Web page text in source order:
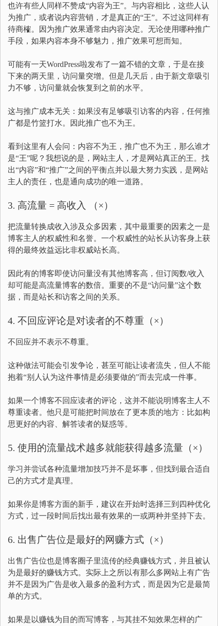
也许有些人同样不赞成“内容为王”。与内容相比，这些人认
为推广，或者说内容营销，才是真正的“王”。不过这同样有
待商榷。因为推广效果通常由内容决定。无论使用哪种推广
手段，如果内容本身不够魅力，推广效果可想而知。
可能有一天WordPress啦发布了一篇不错的文章，于是在接
下来的两天里，访问量突增。但是几天后，由于新文章吸引
力不够，访问量就会恢复到之前的水平。
这与推广成本无关：如果没有足够吸引访客的内容，任何推
广都是竹篮打水。因此推广也不为王。
看到这里有人会问：内容不为王，推广也不为王，那么谁才
是“王”呢？我想说的是，网站主人，才是网站真正的王。找
出“内容”和“推广”之间的平衡点并以最大努力实践，是网站
主人的责任，也是通向成功的唯一道路。
3. 高流量 = 高收入 （×）
把流量转换成收入涉及众多因素，其中最重要的因素之一是
博客主人的权威性和名誉。一个权威性的站长从访客身上获
得的最终效益远比非权威站长高。
因此有的博客即使访问量没有其他博客高，但订阅数/收入
却可能是高流量博客的数倍。重要的不是“访问量”这个数
据，而是站长和访客之间的关系。
4. 不回应评论是对读者的不尊重（×）
不回应并不表示不尊重。
这种做法可能会引发争论，甚至可能让读者流失，但人不能
抱着“别人认为这件事情是必须要做的”而去完成一件事。
如果一个博客不回应读者的评论，这并不能说明博客主人不
尊重读者。他只是可能把时间放在了更本质的地方：比如构
思更好的内容、解答读者的疑惑等。
5. 使用的流量战术越多就能获得越多流量（×）
学习并尝试各种流量增加技巧并不是坏事，但找到最合适自
己的方式才是真理。
如果你是博客方面的新手，建议在开始时选择三到四种优化
方式，过一段时间后找出最有效果的一或两种并坚持下去。
6. 出售广告位是最好的网赚方式（×）
出售广告位也是博客圈子里流传的经典赚钱方式，并且被认
为是最好的赚钱方式。实际上之所以有那么多网站上有广告
并不是因为广告是收入最多的盈利方式，而是因为它是最简
单的方式。
如果是以赚钱为目的而写博客，与其挂不知效果怎样的广